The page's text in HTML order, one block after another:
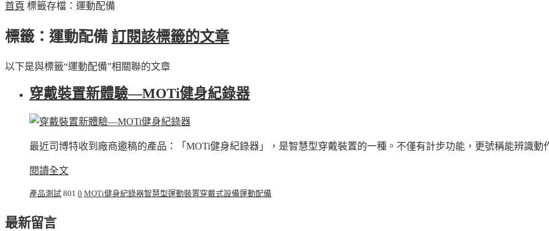
首頁 標籤存檔：運動配備
標籤：運動配備 訂閱該標籤的文章
以下是與標籤“運動配備”相關聯的文章
穿戴裝置新體驗—MOTi健身紀錄器
最近司博特收到廠商邀稿的產品：「MOTi健身紀錄器」，是智慧型穿戴裝置的一種。不僅有計步功能，更號稱能辨識動
閱讀全文
產品測試 801 0 MOTi健身紀錄器智慧型運動裝置穿戴式設備運動配備
最新留言